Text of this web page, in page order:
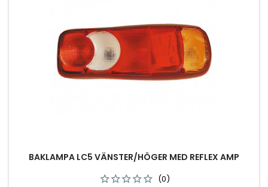
BAKLAMPA LC5 VÄNSTER/HÖGER MED REFLEX AMP
(0)